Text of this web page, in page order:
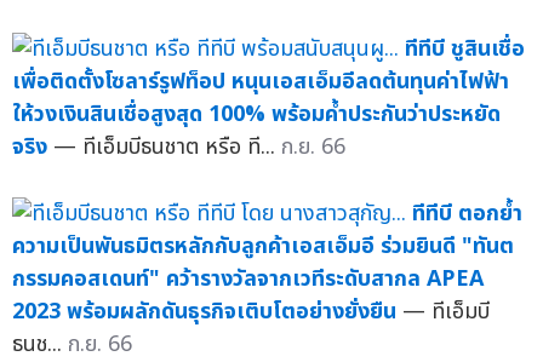
ทีทีบี ชูสินเชื่อ
เพื่อติดตั้งโซลาร์รูฟท็อป หนุนเอสเอ็มอีลดต้นทุนค่าไฟฟ้า
ให้วงเงินสินเชื่อสูงสุด 100% พร้อมค้ำประกันว่าประหยัด
จริง — ทีเอ็มบีธนชาต หรือ ที... ก.ย. 66
ทีทีบี ตอกย้ำ
ความเป็นพันธมิตรหลักกับลูกค้าเอสเอ็มอี ร่วมยินดี "ทันต
กรรมคอสเดนท์" คว้ารางวัลจากเวทีระดับสากล APEA
2023 พร้อมผลักดันธุรกิจเติบโตอย่างยั่งยืน — ทีเอ็มบี
ธนช... ก.ย. 66